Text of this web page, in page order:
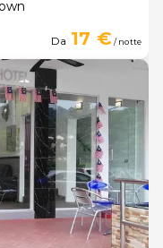
Da 17 €/ notte